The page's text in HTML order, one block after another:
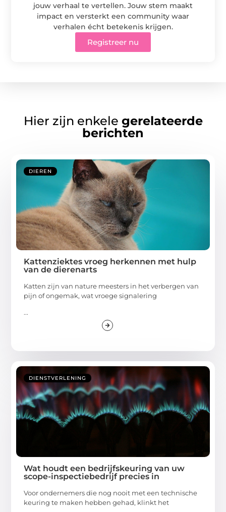
jouw verhaal te vertellen. Jouw stem maakt
impact en versterkt een community waar
verhalen écht betekenis krijgen.
Registreer nu
Hier zijn enkele gerelateerde
berichten
DIEREN
Kattenziektes vroeg herkennen met hulp
van de dierenarts
Katten zijn van nature meesters in het verbergen van
pijn of ongemak, wat vroege signalering
...
DIENSTVERLENING
Wat houdt een bedrijfskeuring van uw
scope-inspectiebedrijf precies in
Voor ondernemers die nog nooit met een technische
keuring te maken hebben gehad, klinkt het